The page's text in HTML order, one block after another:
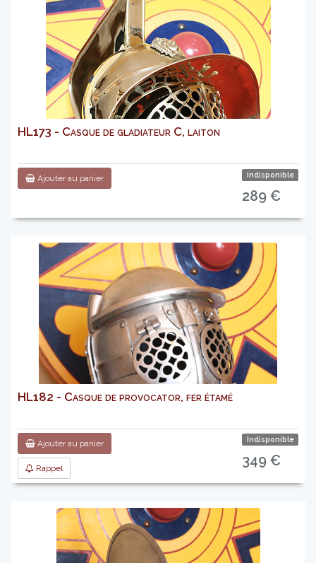
HL173 - Casque de gladiateur C, laiton
Ajouter au panier Indisponible
289 €
HL182 - Casque de provocator, fer étamé
Ajouter au panier
Rappel
Indisponible
349 €